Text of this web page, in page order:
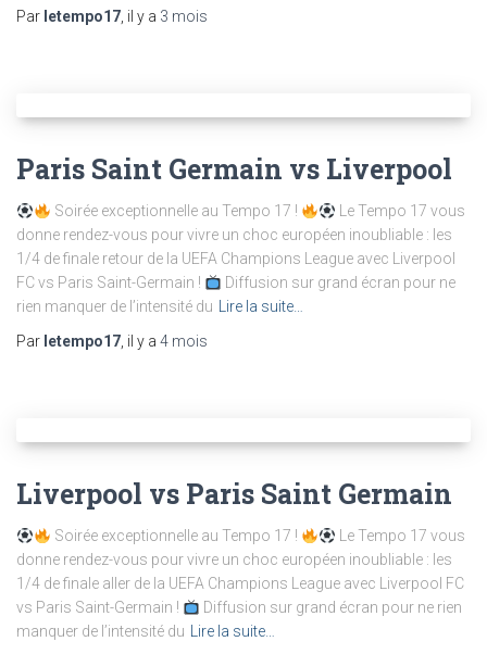
Par letempo17, il y a 3 mois
Paris Saint Germain vs Liverpool
Soirée exceptionnelle au Tempo 17 !
Le Tempo 17 vous
donne rendez-vous pour vivre un choc européen inoubliable : les
1/4 de finale retour de la UEFA Champions League avec Liverpool
FC vs Paris Saint-Germain !
Diffusion sur grand écran pour ne
rien manquer de l’intensité du Lire la suite…
Par letempo17, il y a 4 mois
Liverpool vs Paris Saint Germain
Soirée exceptionnelle au Tempo 17 !
Le Tempo 17 vous
donne rendez-vous pour vivre un choc européen inoubliable : les
1/4 de finale aller de la UEFA Champions League avec Liverpool FC
vs Paris Saint-Germain !
Diffusion sur grand écran pour ne rien
manquer de l’intensité du Lire la suite…